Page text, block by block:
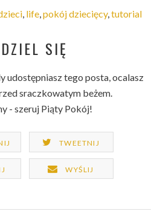
, life,pokój dziecięcy,tutorial
SIĘ
udostępniasz tego posta, ocalasz
sraczkowatym beżem.
- szeruj Piąty Pokój!
TWEETNIJ
WYŚLIJ